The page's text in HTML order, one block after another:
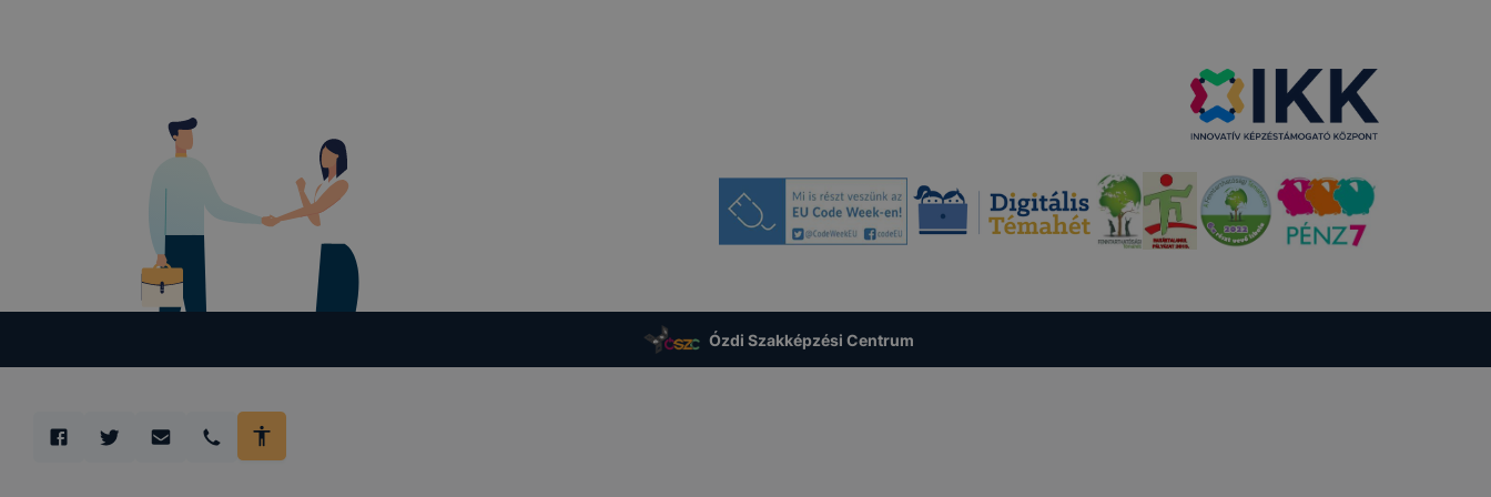
Ózdi Szakképzési Centrum
létrehozott információt általában egy, az Egyesült Államokban található Google
szerverre továbbítják, majd ott tárolják. Az adattovábbítás a GDPR V. fejezetében
található rendelkezések figyelembevételével történik.
során a megfelelő beállításokat alkalmazza. Emellett a
https://tools.google.com/dlpage/gaoptout?hl=en címen elérhető böngésző
beépülő modul letöltésével és telepítésével megakadályozhatja, hogy a Google